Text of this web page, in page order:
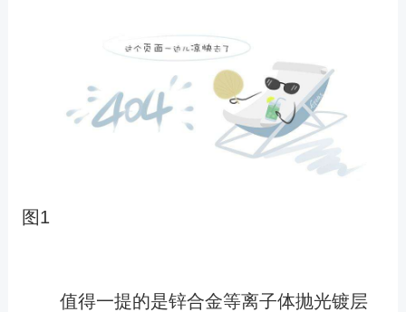
图1
值得一提的是锌合金等离子体抛光镀层